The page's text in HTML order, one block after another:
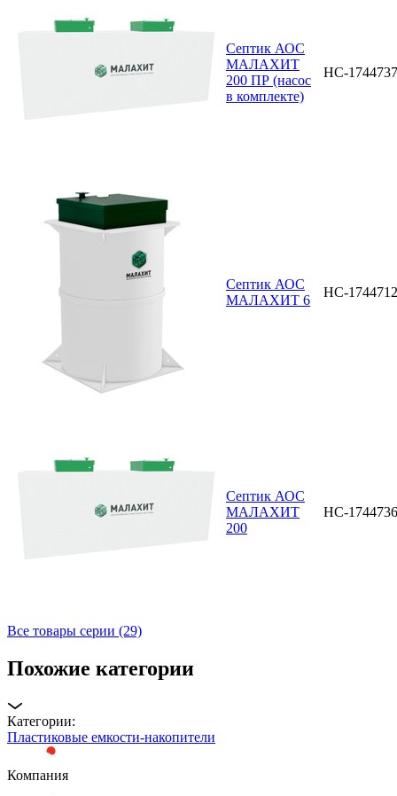
Септик АОС
МАЛАХИТ
200 ПР (насос
в комплекте)
НС-1744737
Септик АОС
МАЛАХИТ 6
НС-1744712
Септик АОС
МАЛАХИТ
200
НС-1744736
Все товары серии (29)
Похожие категории
Категории:
Пластиковые емкости-накопители
Компания